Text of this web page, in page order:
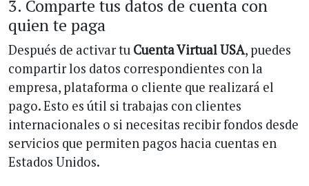
3. Comparte tus datos de cuenta con
quien te paga
Después de activar tu Cuenta Virtual USA, puedes
compartir los datos correspondientes con la
empresa, plataforma o cliente que realizará el
pago. Esto es útil si trabajas con clientes
internacionales o si necesitas recibir fondos desde
servicios que permiten pagos hacia cuentas en
Estados Unidos.